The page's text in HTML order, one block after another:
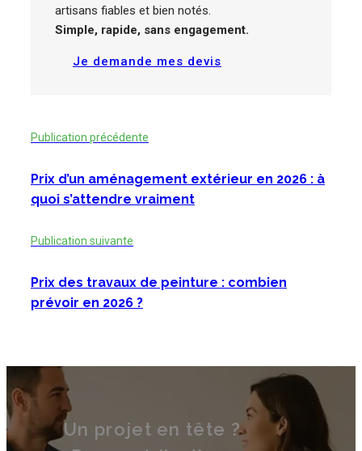
artisans fiables et bien notés.
Simple, rapide, sans engagement.
Je demande mes devis
Publication précédente
Prix d’un aménagement extérieur en 2026 : à
quoi s’attendre vraiment
Publication suivante
Prix des travaux de peinture : combien
prévoir en 2026 ?
Un projet en tête ?